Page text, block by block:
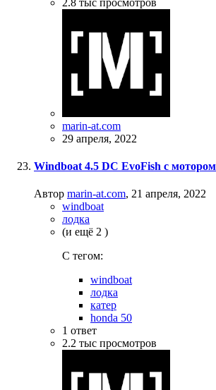
2.8 тыс просмотров
marin-at.com
29 апреля, 2022
Windboat 4.5 DC EvoFish с
Автор marin-at.com, 21 апреля, 2022
windboat
лодка
(и ещё 2 )
C тегом:
windboat
лодка
катер
honda 50
1 ответ
2.2 тыс просмотров